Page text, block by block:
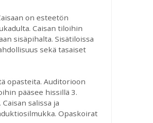
on esteetön
Caisan tiloihin
sisäpihalta. Sisätiloissa
sekä tasaiset
opasteita. Auditorioon
pääsee hissillä 3.
salissa ja
Opaskoirat